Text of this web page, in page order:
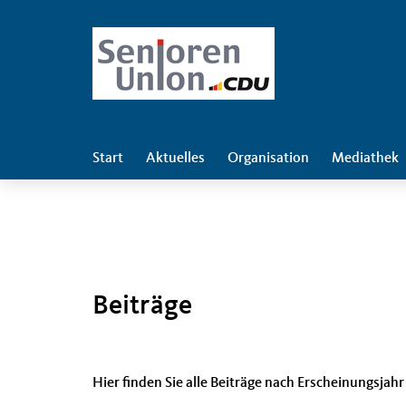
Start Aktuelles Organisation Mediathek
Beiträge
Hier finden Sie alle Beiträge nach Erscheinungsjahr